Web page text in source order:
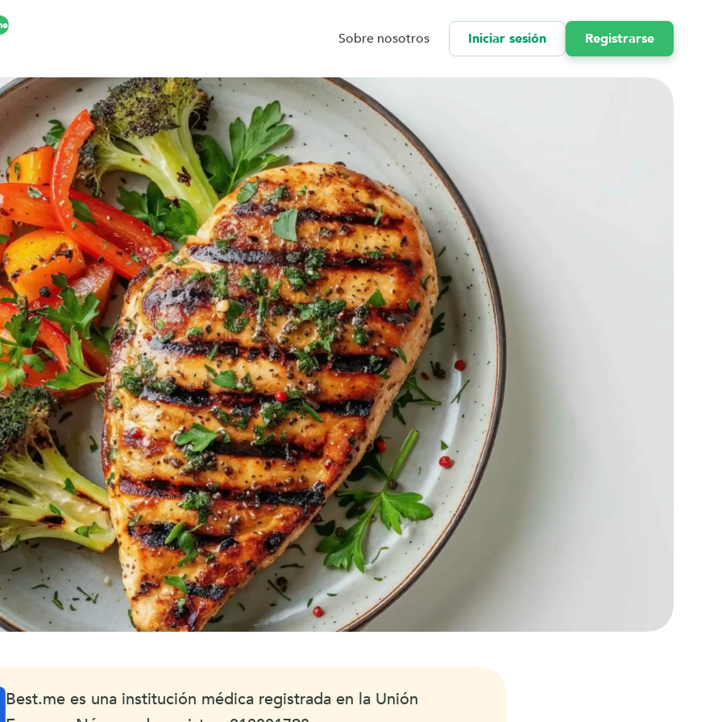
Sobre nosotros Iniciar sesión Registrarse
Best.me es una institución médica registrada en la Unión